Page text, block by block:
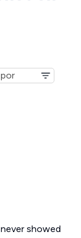
showed